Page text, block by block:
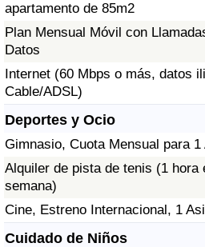
apartamento de 85m2
Plan Mensual Móvil con
Datos
Internet (60 Mbps o más, datos
Cable/ADSL)
Deportes y Ocio
Gimnasio, Cuota Mensual para 1
Alquiler de pista de tenis (1 hora
semana)
Cine, Estreno Internacional, 1
Cuidado de Niños